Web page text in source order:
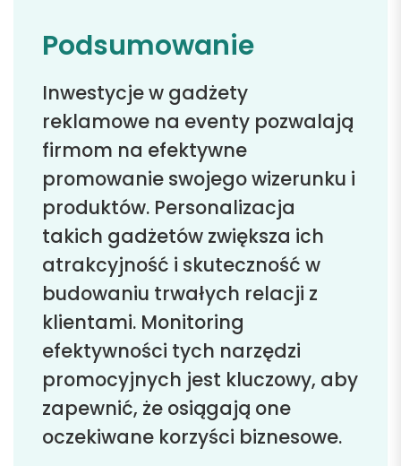
Podsumowanie
Inwestycje w gadżety
reklamowe na eventy pozwalają
firmom na efektywne
promowanie swojego wizerunku i
produktów. Personalizacja
takich gadżetów zwiększa ich
atrakcyjność i skuteczność w
budowaniu trwałych relacji z
klientami. Monitoring
efektywności tych narzędzi
promocyjnych jest kluczowy, aby
zapewnić, że osiągają one
oczekiwane korzyści biznesowe.